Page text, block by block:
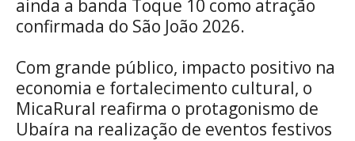
ainda a banda Toque 10 como atração
confirmada do São João 2026.
Com grande público, impacto positivo na
economia e fortalecimento cultural, o
MicaRural reafirma o protagonismo de
Ubaíra na realização de eventos festivos